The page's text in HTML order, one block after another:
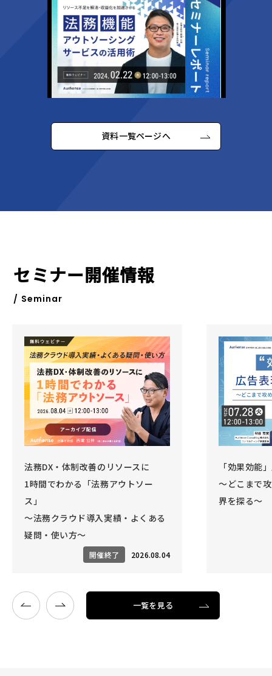
資料一覧ページへ
セミナー開催情報
/ Seminar
法務DX・体制改善のリソースに
1時間でわかる「法務アウトソー
ス」
～法務クラウド導入実績・よくある
疑問・使い方～
開催終了 2026.08.04
「効果効能
～どこまで
界を探る～
一覧を見る